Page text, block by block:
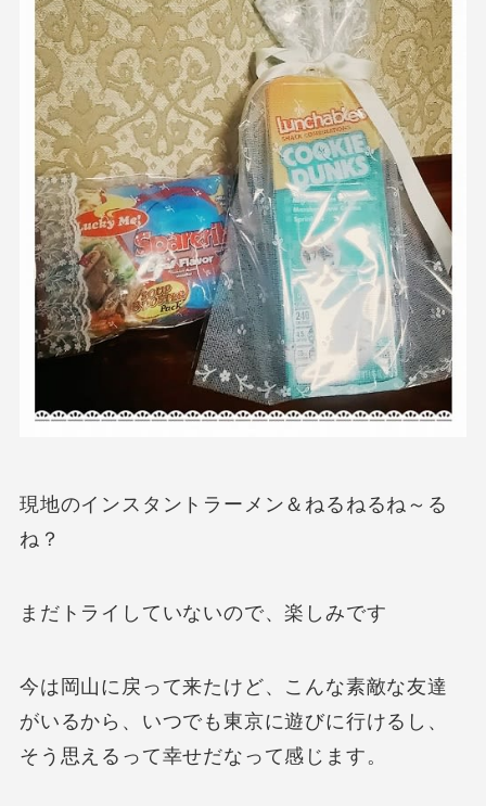
現地のインスタントラーメン＆ねるねるね～る
ね？
まだトライしていないので、楽しみです
今は岡山に戻って来たけど、こんな素敵な友達
がいるから、いつでも東京に遊びに行けるし、
そう思えるって幸せだなって感じます。